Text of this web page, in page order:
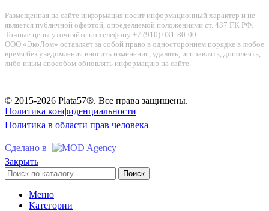
Размещенная на сайте информация носит информационный характер и не
является публичной офертой, определяемой положениями ст. 437 ГК РФ.
Точные цены уточняйте по телефону +7 (910) 031-80-00.
ООО «ЭкоЛом» оставляет за собой право в одностороннем порядке в любое
время без уведомления вносить изменения, удалять, исправлять, дополнять,
либо иным способом обновлять информацию на сайте.
© 2015-2026 Plata57®. Все права защищены.
Политика конфиденциальности
Политика в области прав человека
Сделано в
Закрыть
Поиск
Меню
Категории